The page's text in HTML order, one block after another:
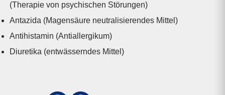
(Therapie von psychischen Störungen)
Antazida (Magensäure neutrali­sieren­des Mittel)
Antihistamin (Anti­allergikum)
Diuretika (ent­wässerndes Mittel)